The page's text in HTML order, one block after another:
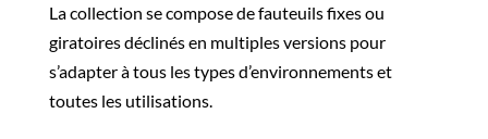
La collection se compose de fauteuils fixes ou
giratoires déclinés en multiples versions pour
s’adapter à tous les types d’environnements et
toutes les utilisations.